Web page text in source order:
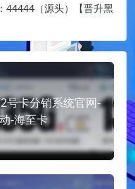
44444（源头）【晋升黑
号卡分销系统官网-
-海至卡